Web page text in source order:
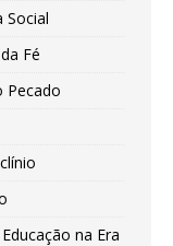
Social
Fé
Pecado
na Era